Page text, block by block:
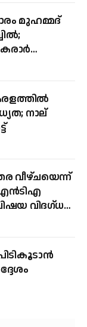
മുഹമ്മദ്
നാല്
വീഴ്ചയെന്ന്
വിദഗ്ധര്‍
ചോദ്യങ്ങള്‍